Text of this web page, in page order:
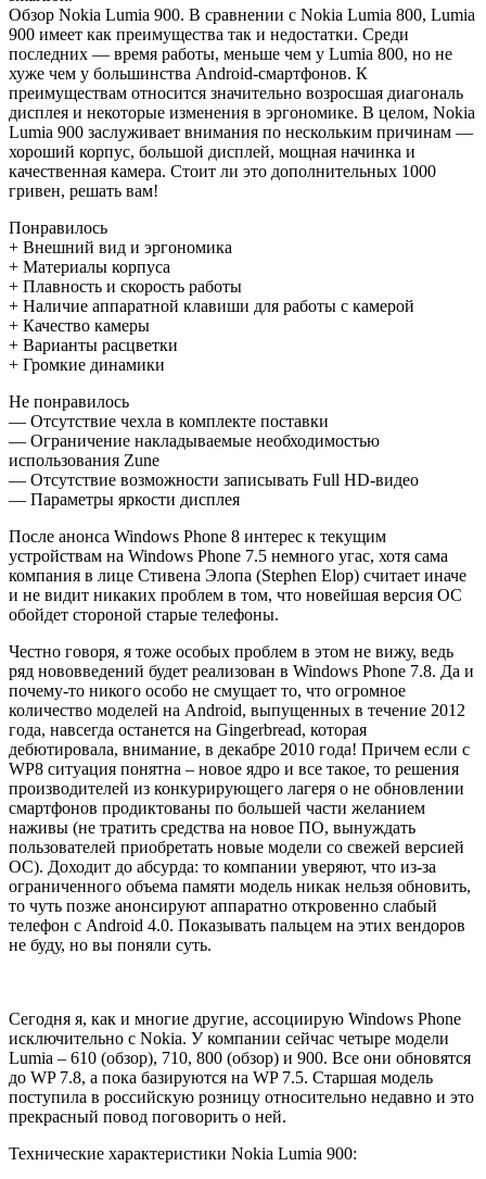
Обзор Nokia Lumia 900. В сравнении с Nokia Lumia 800, Lumia
900 имеет как преимущества так и недостатки. Среди
последних — время работы, меньше чем у Lumia 800, но не
хуже чем у большинства Android-смартфонов. К
преимуществам относится значительно возросшая диагональ
дисплея и некоторые изменения в эргономике. В целом, Nokia
Lumia 900 заслуживает внимания по нескольким причинам —
хороший корпус, большой дисплей, мощная начинка и
качественная камера. Стоит ли это дополнительных 1000
гривен, решать вам!
Понравилось
+ Внешний вид и эргономика
+ Материалы корпуса
+ Плавность и скорость работы
+ Наличие аппаратной клавиши для работы с камерой
+ Качество камеры
+ Варианты расцветки
+ Громкие динамики
Не понравилось
— Отсутствие чехла в комплекте поставки
— Ограничение накладываемые необходимостью
использования Zune
— Отсутствие возможности записывать Full HD-видео
— Параметры яркости дисплея
После анонса Windows Phone 8 интерес к текущим
устройствам на Windows Phone 7.5 немного угас, хотя сама
компания в лице Стивена Элопа (Stephen Elop) считает иначе
и не видит никаких проблем в том, что новейшая версия ОС
обойдет стороной старые телефоны.
Честно говоря, я тоже особых проблем в этом не вижу, ведь
ряд нововведений будет реализован в Windows Phone 7.8. Да и
почему-то никого особо не смущает то, что огромное
количество моделей на Android, выпущенных в течение 2012
года, навсегда останется на Gingerbread, которая
дебютировала, внимание, в декабре 2010 года! Причем если с
WP8 ситуация понятна – новое ядро и все такое, то решения
производителей из конкурирующего лагеря о не обновлении
смартфонов продиктованы по большей части желанием
наживы (не тратить средства на новое ПО, вынуждать
пользователей приобретать новые модели со свежей версией
ОС). Доходит до абсурда: то компании уверяют, что из-за
ограниченного объема памяти модель никак нельзя обновить,
то чуть позже анонсируют аппаратно откровенно слабый
телефон с Android 4.0. Показывать пальцем на этих вендоров
не буду, но вы поняли суть.
Сегодня я, как и многие другие, ассоциирую Windows Phone
исключительно с Nokia. У компании сейчас четыре модели
Lumia – 610 (обзор), 710, 800 (обзор) и 900. Все они обновятся
до WP 7.8, а пока базируются на WP 7.5. Старшая модель
поступила в российскую розницу относительно недавно и это
прекрасный повод поговорить о ней.
Технические характеристики Nokia Lumia 900: